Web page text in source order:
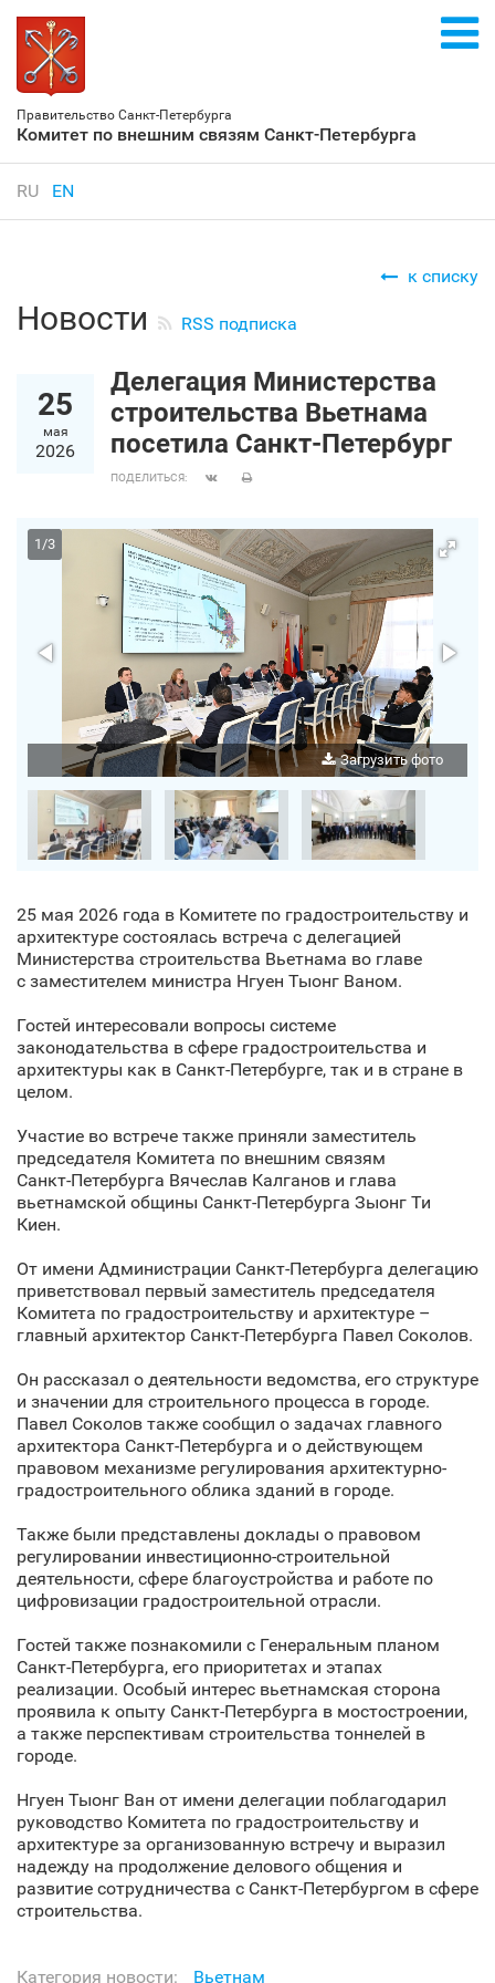
Правительство Санкт‑Петербурга
Комитет по внешним связям Санкт‑Петербурга
RU EN
к списку
Новости RSS подписка
25
мая
2026
Делегация Министерства
строительства Вьетнама
посетила Санкт‑Петербург
ПОДЕЛИТЬСЯ:
Загрузить фото
1/3
25 мая 2026 года в Комитете по градостроительству и
архитектуре состоялась встреча с делегацией
Министерства строительства Вьетнама во главе
с заместителем министра Нгуен Тыонг Ваном.
Гостей интересовали вопросы системе
законодательства в сфере градостроительства и
архитектуры как в Санкт‑Петербурге, так и в стране в
целом.
Участие во встрече также приняли заместитель
председателя Комитета по внешним связям
Санкт‑Петербурга Вячеслав Калганов и глава
вьетнамской общины Санкт‑Петербурга Зыонг Ти
Киен.
От имени Администрации Санкт‑Петербурга делегацию
приветствовал первый заместитель председателя
Комитета по градостроительству и архитектуре –
главный архитектор Санкт‑Петербурга Павел Соколов.
Он рассказал о деятельности ведомства, его структуре
и значении для строительного процесса в городе.
Павел Соколов также сообщил о задачах главного
архитектора Санкт‑Петербурга и о действующем
правовом механизме регулирования архитектурно-
градостроительного облика зданий в городе.
Также были представлены доклады о правовом
регулировании инвестиционно-строительной
деятельности, сфере благоустройства и работе по
цифровизации градостроительной отрасли.
Гостей также познакомили с Генеральным планом
Санкт‑Петербурга, его приоритетах и этапах
реализации. Особый интерес вьетнамская сторона
проявила к опыту Санкт‑Петербурга в мостостроении,
а также перспективам строительства тоннелей в
городе.
Нгуен Тыонг Ван от имени делегации поблагодарил
руководство Комитета по градостроительству и
архитектуре за организованную встречу и выразил
надежду на продолжение делового общения и
развитие сотрудничества с Санкт‑Петербургом в сфере
строительства.
Категория новости: Вьетнам